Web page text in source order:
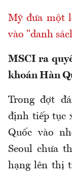
Mỹ đưa một
vào "danh
MSCI ra
khoán Hàn
Trong đợt
định tiếp tục
Quốc vào
Seoul chưa
hạng lên thị